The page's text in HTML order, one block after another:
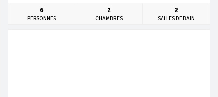
6
PERSONNES
2
CHAMBRES
2
SALLES DE BAIN